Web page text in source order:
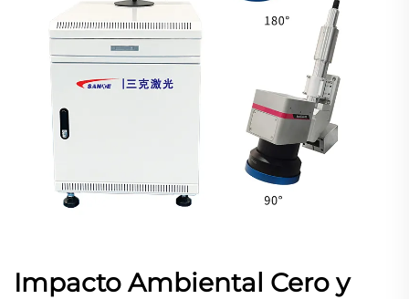
Impacto Ambiental Cero y